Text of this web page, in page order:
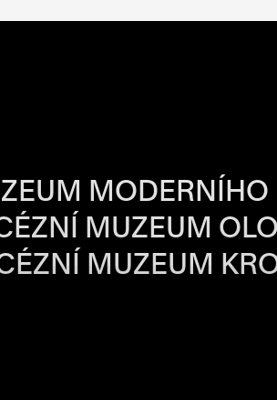
MODERNÍHO
MUZEUM
MUZEUM